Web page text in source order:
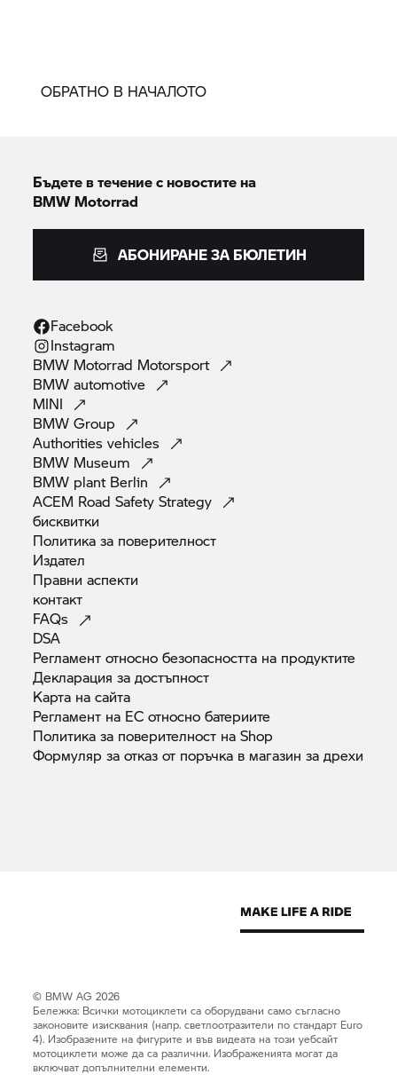
ОБРАТНО В НАЧАЛОТО
Бъдете в течение с новостите на
BMW Motorrad
АБОНИРАНЕ ЗА БЮЛЕТИН
Facebook
Instagram
BMW Motorrad Motorsport
BMWautomotive
MINI
BMWGroup
Authoritiesvehicles
BMW Museum
BMW plant Berlin
ACEM Road SafetyStrategy
бисквитки
Политика за поверителност
Издател
Правниаспекти
контакт
FAQs
DSA
Регламент относно безопасността на продуктите
Декларация задостъпност
Карта насайта
Регламент на ЕС относнобатериите
Политика за поверителност наShop
Формуляр за отказ от поръчка в магазин задрехи
© BMW AG 2026
Бележка: Всички мотоциклети са оборудвани само съгласно
законовите изисквания (напр. светлоотразители по стандарт Euro
4). Изобразените на фигурите и във видеата на този уебсайт
мотоциклети може да са различни. Изображенията могат да
включват допълнителни елементи.